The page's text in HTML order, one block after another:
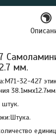
мм.
32-427
38.1ммx12.7мм.
штук.